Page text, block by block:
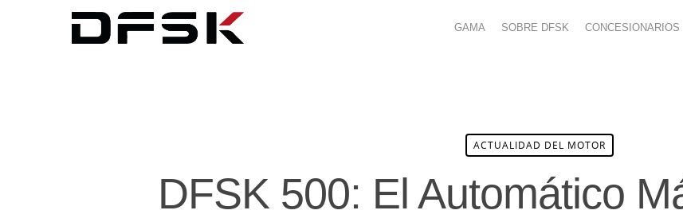
GAMA SOBRE DFSK CONCESIONARIOS
ACTUALIDAD DEL MOTOR
DFSK 500: El Automático